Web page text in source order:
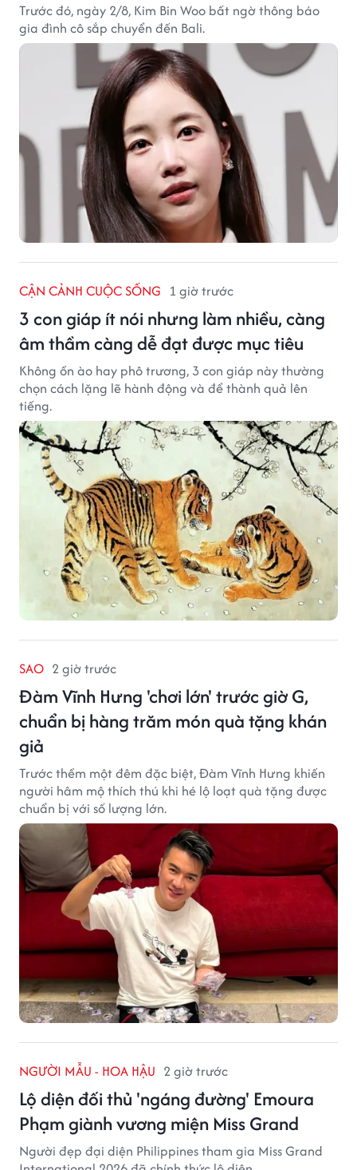
Trước đó, ngày 2/8, Kim Bin Woo bất ngờ thông báo
gia đình cô sắp chuyển đến Bali.
CẬN CẢNH CUỘC SỐNG 1 giờ trước
3 con giáp ít nói nhưng làm nhiều, càng
âm thầm càng dễ đạt được mục tiêu
Không ồn ào hay phô trương, 3 con giáp này thường
chọn cách lặng lẽ hành động và để thành quả lên
tiếng.
SAO 2 giờ trước
Đàm Vĩnh Hưng 'chơi lớn' trước giờ G,
chuẩn bị hàng trăm món quà tặng khán
giả
Trước thềm một đêm đặc biệt, Đàm Vĩnh Hưng khiến
người hâm mộ thích thú khi hé lộ loạt quà tặng được
chuẩn bị với số lượng lớn.
NGƯỜI MẪU - HOA HẬU 2 giờ trước
Lộ diện đối thủ 'ngáng đường' Emoura
Phạm giành vương miện Miss Grand
Người đẹp đại diện Philippines tham gia Miss Grand